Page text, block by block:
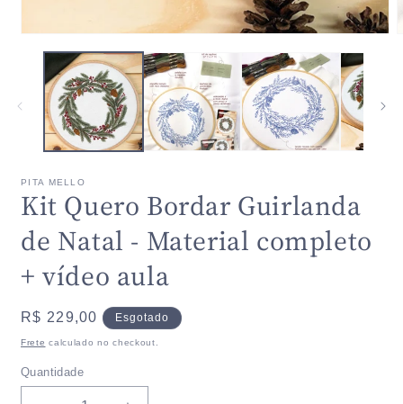
mídia
janela
modal
PITA MELLO
Kit Quero Bordar Guirlanda
de Natal - Material completo
+ vídeo aula
Preço
normal
R$ 229,00 Esgotado
Frete calculado no checkout.
Quantidade
Quantidade